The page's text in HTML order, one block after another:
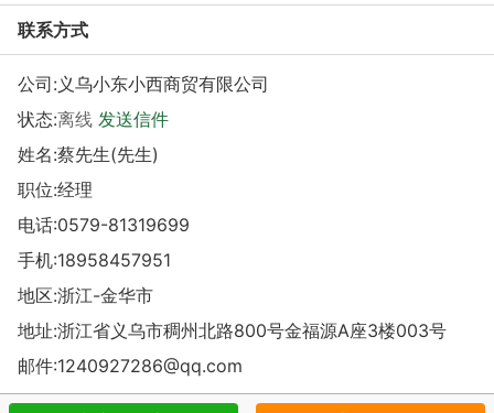
联系方式
公司: 义乌小东小西商贸有限公司
状态:离线 发送信件
姓名:蔡先生(先生)
职位:经理
电话:0579-81319699
手机:18958457951
地区:浙江-金华市
地址:浙江省义乌市稠州北路800号金福源A座3楼003号
邮件:1240927286@qq.com